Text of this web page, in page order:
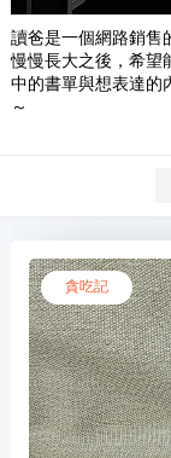
讀爸是一個網路銷售
慢慢長大之後，希望
中的書單與想表達的
～
貪吃記